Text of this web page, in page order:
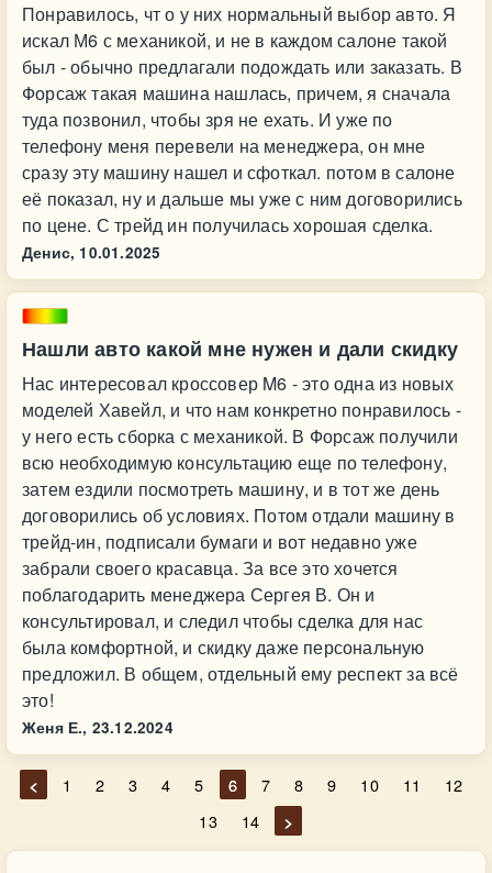
Понравилось, чт о у них нормальный выбор авто. Я
искал М6 с механикой, и не в каждом салоне такой
был - обычно предлагали подождать или заказать. В
Форсаж такая машина нашлась, причем, я сначала
туда позвонил, чтобы зря не ехать. И уже по
телефону меня перевели на менеджера, он мне
сразу эту машину нашел и сфоткал. потом в салоне
её показал, ну и дальше мы уже с ним договорились
по цене. С трейд ин получилась хорошая сделка.
Денис, 10.01.2025
Нашли авто какой мне нужен и дали скидку
Нас интересовал кроссовер M6 - это одна из новых
моделей Хавейл, и что нам конкретно понравилось -
у него есть сборка с механикой. В Форсаж получили
всю необходимую консультацию еще по телефону,
затем ездили посмотреть машину, и в тот же день
договорились об условиях. Потом отдали машину в
трейд-ин, подписали бумаги и вот недавно уже
забрали своего красавца. За все это хочется
поблагодарить менеджера Сергея В. Он и
консультировал, и следил чтобы сделка для нас
была комфортной, и скидку даже персональную
предложил. В общем, отдельный ему респект за всё
это!
Женя Е., 23.12.2024
< 1 2 3 4 5 6 7 8 9 10 11
12
13
14 >